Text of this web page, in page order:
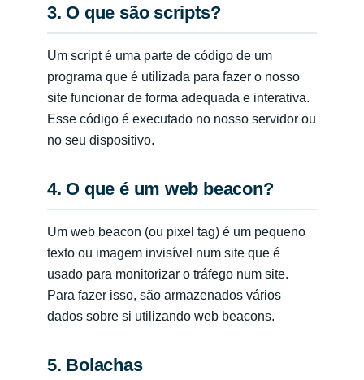
3. O que são scripts?
Um script é uma parte de código de um
programa que é utilizada para fazer o nosso
site funcionar de forma adequada e interativa.
Esse código é executado no nosso servidor ou
no seu dispositivo.
4. O que é um web beacon?
Um web beacon (ou pixel tag) é um pequeno
texto ou imagem invisível num site que é
usado para monitorizar o tráfego num site.
Para fazer isso, são armazenados vários
dados sobre si utilizando web beacons.
5. Bolachas